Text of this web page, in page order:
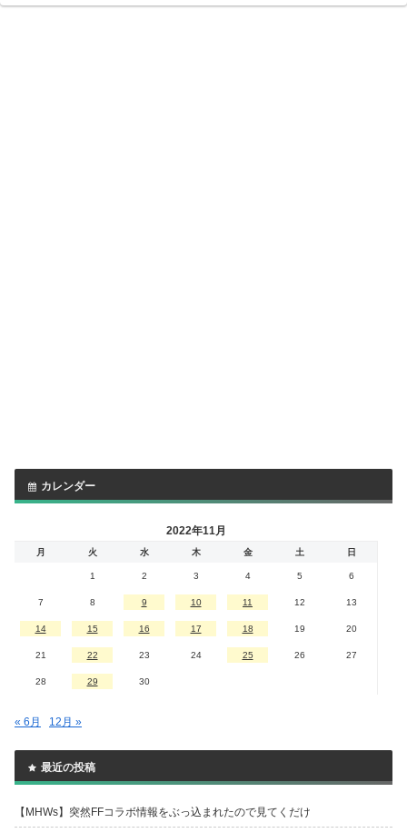
カレンダー
2022年11月
月 火 水 木 金 土 日
1 2 3 4 5 6
7 8 9 10 11 12 13
14 15 16 17 18 19 20
21 22 23 24 25 26 27
28 29 30
« 6月 12月 »
最近の投稿
【MHWs】突然FFコラボ情報をぶっ込まれたので見てくだけ